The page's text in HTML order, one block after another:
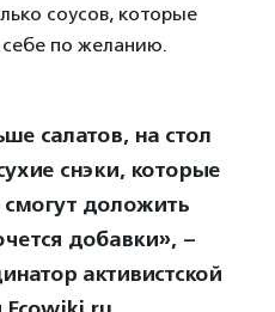
соусов, которые
себе по желанию.
салатов, на стол
снэки, которые
смогут доложить
добавки», –
активистской